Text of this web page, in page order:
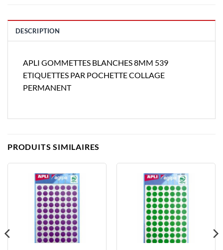
DESCRIPTION
APLI GOMMETTES BLANCHES 8MM 539
ETIQUETTES PAR POCHETTE COLLAGE
PERMANENT
PRODUITS SIMILAIRES